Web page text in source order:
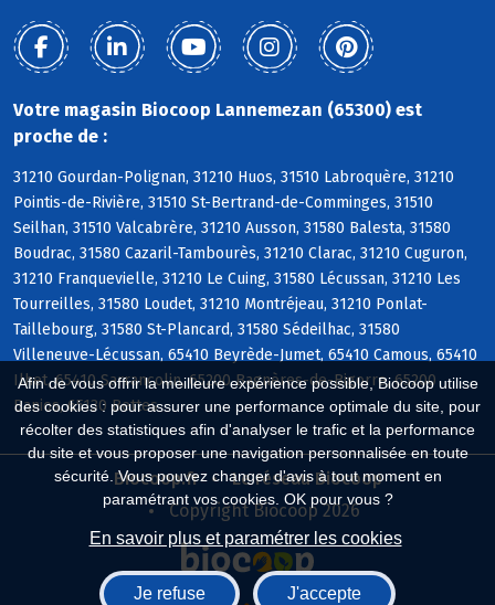
Afin de vous offrir la meilleure expérience possible, Biocoop utilise
des cookies : pour assurer une performance optimale du site, pour
récolter des statistiques afin d'analyser le trafic et la performance
du site et vous proposer une navigation personnalisée en toute
sécurité. Vous pouvez changer d'avis à tout moment en
paramétrant vos cookies. OK pour vous ?
En savoir plus et paramétrer les cookies
Je refuse J'accepte
Votre magasin Biocoop Lannemezan (65300) est
proche de :
31210 Gourdan-Polignan, 31210 Huos, 31510 Labroquère, 31210
Pointis-de-Rivière, 31510 St-Bertrand-de-Comminges, 31510
Seilhan, 31510 Valcabrère, 31210 Ausson, 31580 Balesta, 31580
Boudrac, 31580 Cazaril-Tambourès, 31210 Clarac, 31210 Cuguron,
31210 Franquevielle, 31210 Le Cuing, 31580 Lécussan, 31210 Les
Tourreilles, 31580 Loudet, 31210 Montréjeau, 31210 Ponlat-
Taillebourg, 31580 St-Plancard, 31580 Sédeilhac, 31580
Villeneuve-Lécussan, 65410 Beyrède-Jumet, 65410 Camous, 65410
Ilhet, 65410 Sarrancolin, 65200 Bagnères-de-Bigorre, 65200
Banios, 65130 Bettes
Biocoop.fr
Le réseau Biocoop
Copyright Biocoop 2026